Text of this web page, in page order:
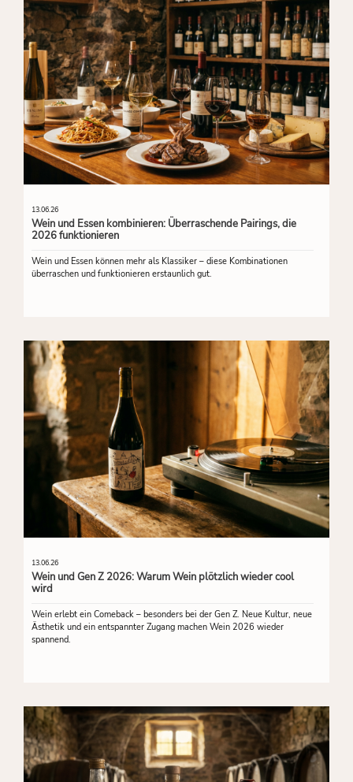
13.06.26
Wein und Essen kombinieren: Überraschende Pairings, die
2026 funktionieren
Wein und Essen können mehr als Klassiker – diese Kombinationen
überraschen und funktionieren erstaunlich gut.
13.06.26
Wein und Gen Z 2026: Warum Wein plötzlich wieder cool
wird
Wein erlebt ein Comeback – besonders bei der Gen Z. Neue Kultur, neue
Ästhetik und ein entspannter Zugang machen Wein 2026 wieder
spannend.